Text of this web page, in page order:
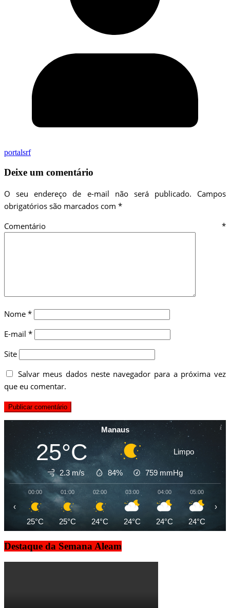
portalsrf
Deixe um comentário
O seu endereço de e-mail não será publicado.
Campos
obrigatórios são marcados com *
Comentário *
Nome *
E-mail *
Site
Salvar meus dados neste navegador para a próxima vez
que eu comentar.
Manaus
25°C Limpo
2.3 m/s 84% 759 mmHg
00:00
25°C
01:00
25°C
02:00
24°C
03:00
24°C
04:00
24°C
05:00
24°C
‹ ›
Destaque da Semana Aleam